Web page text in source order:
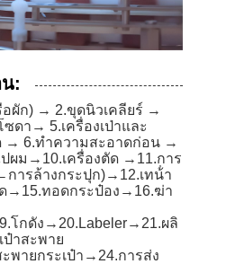
:
อผัก) → 2.ขุดนิวเคลียร์ →
ดา→ 5.เครื่องเป่าและ
→ 6.ทําความสะอาดก่อน →
ผม→10.เครื่องตัด →11.การ
ารล้างกระปุก)→12.เทน้ํา
ทอดกระป๋อง→16.ฆ่า
โกดัง→20.Labeler→21.ผลิ
าสะพาย
พายกระเป๋า→24.การส่ง